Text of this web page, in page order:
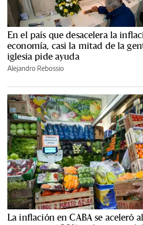
En el país que desacelera la
economía, casi la mitad de la
iglesia pide ayuda
Alejandro Rebossio
La inflación en CABA se aceleró